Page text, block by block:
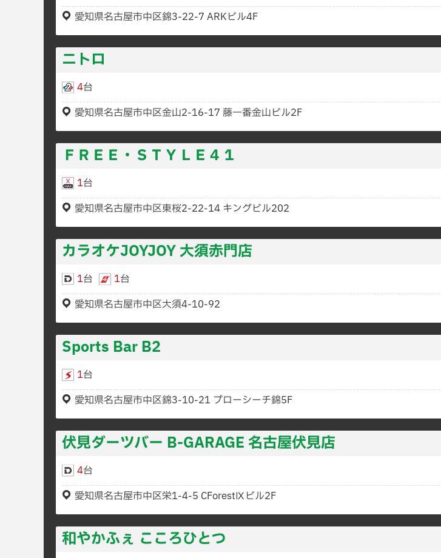
愛知県名古屋市中区錦3-22-7 ARKビル4F
ニトロ
4台
愛知県名古屋市中区金山2-16-17 藤一番金山ビル2F
ＦＲＥＥ・ＳＴＹＬＥ４１
1台
愛知県名古屋市中区東桜2-22-14 キングビル202
カラオケJOYJOY 大須赤門店
1台 1台
愛知県名古屋市中区大須4-10-92
Sports Bar B2
1台
愛知県名古屋市中区錦3-10-21 プローシーチ錦5F
伏見ダーツバー B-GARAGE 名古屋伏見店
4台
愛知県名古屋市中区栄1-4-5 CForestⅨビル2F
和やかふぇ こころひとつ